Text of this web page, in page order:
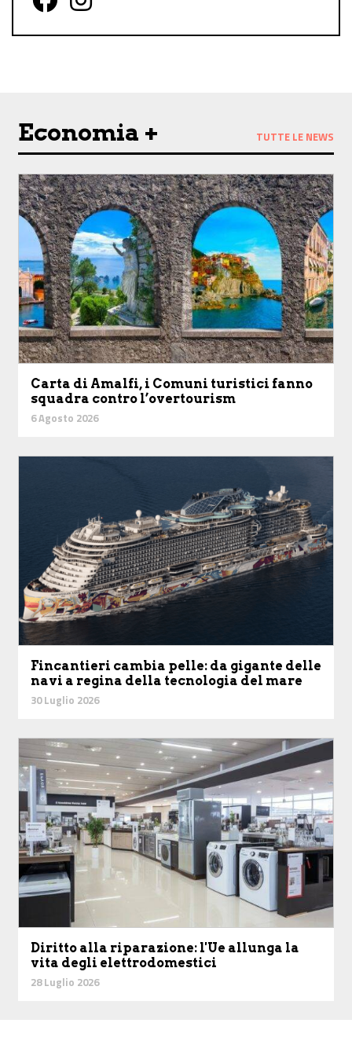
Follow us on Facebook
Follow us on Instagram
Economia + TUTTE LE NEWS
Carta di Amalfi, i Comuni turistici fanno
squadra contro l’overtourism
6 Agosto 2026
Fincantieri cambia pelle: da gigante delle
navi a regina della tecnologia del mare
30 Luglio 2026
Diritto alla riparazione: l'Ue allunga la
vita degli elettrodomestici
28 Luglio 2026